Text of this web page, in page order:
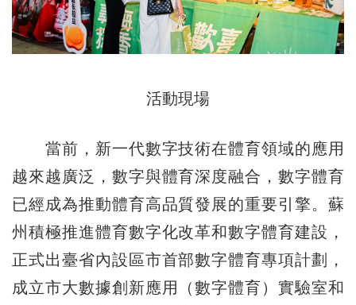
活動現場
當前，新一代數字技術在體育領域的應用
越來越廣泛，數字與體育深度融合，數字體育
已經成為推動體育高品質發展的重要引擎。蘇
州積極推進體育數字化改革和數字體育建設，
正式出臺省內設區市首部數字體育專項計劃，
成立市大數據創新應用（數字體育）實驗室和